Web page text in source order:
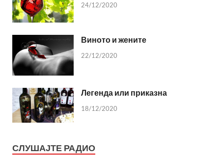
24/12/2020
Виното и жените
22/12/2020
Легенда или приказна
18/12/2020
СЛУШАЈТЕ РАДИО